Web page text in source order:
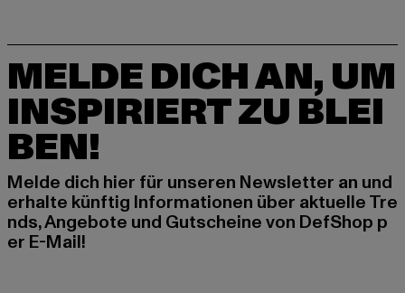
MELDE DICH AN, UM
INSPIRIERT ZU BLEI
BEN!
Melde dich hier für unseren Newsletter an und
erhalte künftig Informationen über aktuelle Tre
nds, Angebote und Gutscheine von DefShop p
er E-Mail!